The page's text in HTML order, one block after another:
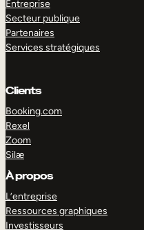
Entreprise
Secteur publique
Partenaires
Services stratégiques
Clients
Booking.com
Rexel
Zoom
Silæ
À propos
L’entreprise
Ressources graphiques
Investisseurs